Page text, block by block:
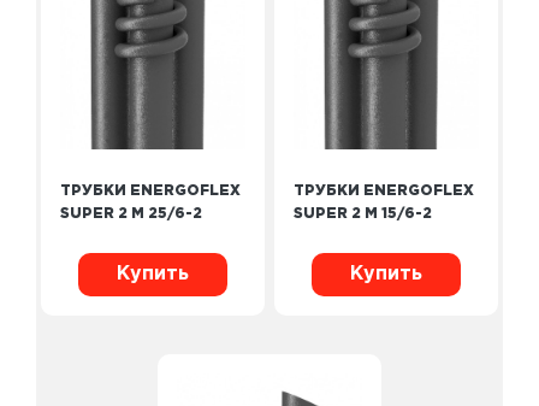
ТРУБКИ ENERGOFLEX
SUPER 2 М 25/6-2
Купить
ТРУБКИ ENERGOFLEX
SUPER 2 М 15/6-2
Купить